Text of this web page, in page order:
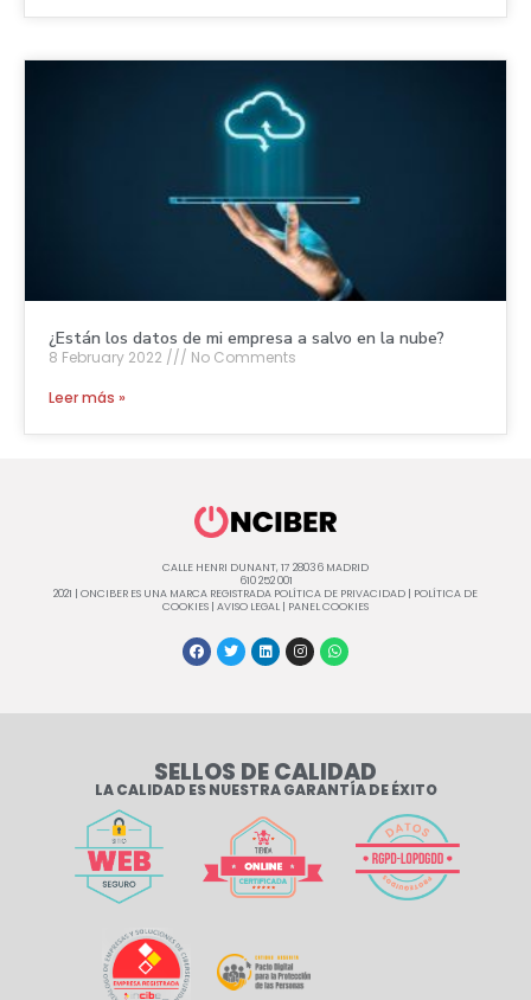
¿Están los datos de mi empresa a salvo en la nube?
8 February 2022
No Comments
Leer más »
CALLE HENRI DUNANT, 17 28036 MADRID
610 252 001
2021 | ONCIBER ES UNA MARCA REGISTRADA POLÍTICA DE PRIVACIDAD
POLÍTICA DE
COOKIES AVISO LEGAL PANEL COOKIES
SELLOS DE CALIDAD
LA CALIDAD ES NUESTRA GARANTÍA DE ÉXITO